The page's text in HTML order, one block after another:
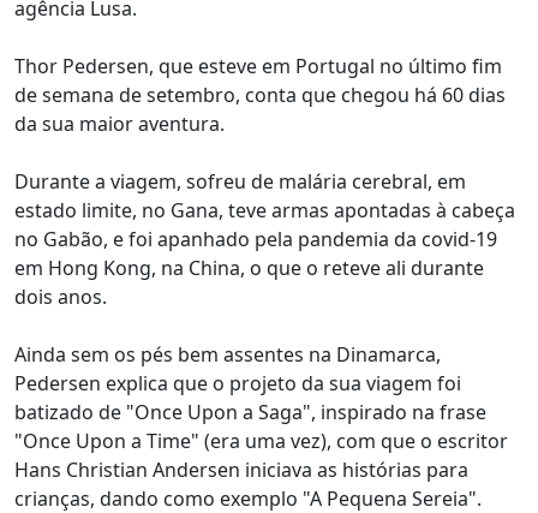
agência Lusa.
Thor Pedersen, que esteve em Portugal no último fim
de semana de setembro, conta que chegou há 60 dias
da sua maior aventura.
Durante a viagem, sofreu de malária cerebral, em
estado limite, no Gana, teve armas apontadas à cabeça
no Gabão, e foi apanhado pela pandemia da covid-19
em Hong Kong, na China, o que o reteve ali durante
dois anos.
Ainda sem os pés bem assentes na Dinamarca,
Pedersen explica que o projeto da sua viagem foi
batizado de "Once Upon a Saga", inspirado na frase
"Once Upon a Time" (era uma vez), com que o escritor
Hans Christian Andersen iniciava as histórias para
crianças, dando como exemplo "A Pequena Sereia".